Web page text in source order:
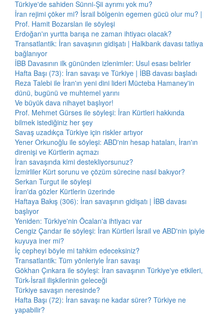
Türkiye'de sahiden Sünni-Şii ayrımı yok mu?
İran rejimi çöker mi? İsrail bölgenin egemen gücü olur mu? |
Prof. Hamit Bozarslan ile söyleşi
Erdoğan'ın yurtta barışa ne zaman ihtiyacı olacak?
Transatlantik: İran savaşının gidişatı | Halkbank davası tatlıya
bağlanıyor
İBB Davasının ilk gününden izlenimler: Usul esası belirler
Hafta Başı (73): İran savaşı ve Türkiye | İBB davası başladı
Reza Talebi ile İran'ın yeni dini lideri Mücteba Hamaney'in
dünü, bugünü ve muhtemel yarını
Ve büyük dava nihayet başlıyor!
Prof. Mehmet Gürses ile söyleşi: İran Kürtleri hakkında
bilmek istediğiniz her şey
Savaş uzadıkça Türkiye için riskler artıyor
Yener Orkunoğlu ile söyleşi: ABD'nin hesap hataları, İran'ın
direnişi ve Kürtlerin açmazı
İran savaşında kimi destekliyorsunuz?
İzmirliler Kürt sorunu ve çözüm sürecine nasıl bakıyor?
Serkan Turgut ile söyleşi
İran'da gözler Kürtlerin üzerinde
Haftaya Bakış (306): İran savaşının gidişatı | İBB davası
başlıyor
Yeniden: Türkiye'nin Öcalan'a ihtiyacı var
Cengiz Çandar ile söyleşi: İran Kürtleri İsrail ve ABD'nin ipiyle
kuyuya iner mi?
İç cepheyi böyle mi tahkim edeceksiniz?
Transatlantik: Tüm yönleriyle İran savaşı
Gökhan Çınkara ile söyleşi: İran savaşının Türkiye'ye etkileri,
Türk-İsrail ilişkilerinin geleceği
Türkiye savaşın neresinde?
Hafta Başı (72): İran savaşı ne kadar sürer? Türkiye ne
yapabilir?